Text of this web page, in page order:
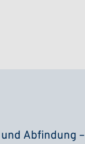
Abfindung –